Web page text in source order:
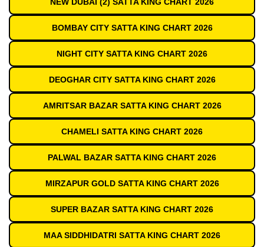
NEW DUBAI (2) SATTA KING CHART 2026
BOMBAY CITY SATTA KING CHART 2026
NIGHT CITY SATTA KING CHART 2026
DEOGHAR CITY SATTA KING CHART 2026
AMRITSAR BAZAR SATTA KING CHART 2026
CHAMELI SATTA KING CHART 2026
PALWAL BAZAR SATTA KING CHART 2026
MIRZAPUR GOLD SATTA KING CHART 2026
SUPER BAZAR SATTA KING CHART 2026
MAA SIDDHIDATRI SATTA KING CHART 2026